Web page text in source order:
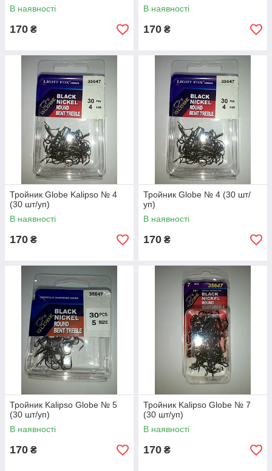
В наявності
170 ₴
В наявності
170 ₴
Тройник Globe Kalipso № 4
(30 шт/уп)
В наявності
170 ₴
Тройник Globe № 4 (30 шт/
уп)
В наявності
170 ₴
Тройник Kalipso Globe № 5
(30 шт/уп)
В наявності
170 ₴
Тройник Kalipso Globe № 7
(30 шт/уп)
В наявності
170 ₴